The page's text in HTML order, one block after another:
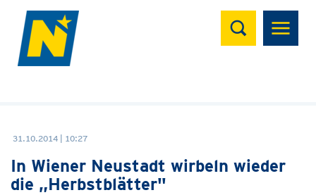
Suchen
31.10.2014 | 10:27
In Wiener Neustadt wirbeln wieder
die „Herbstblätter"